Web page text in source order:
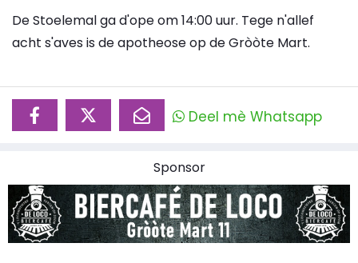
De Stoelemal ga d'ope om 14:00 uur. Tege n'allef
acht s'aves is de apotheose op de Gròòte Mart.
Deel mè Whatsapp
Sponsor